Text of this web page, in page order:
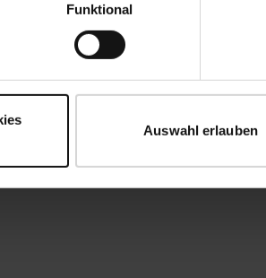
Funktional
Auswahl erlauben